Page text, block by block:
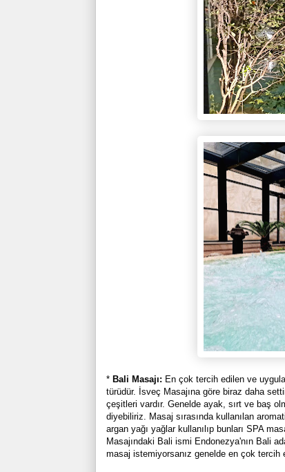
* Bali Masajı: En çok tercih edilen ve
türüdür. İsveç Masajına göre biraz daha
çeşitleri vardır. Genelde ayak, sırt ve baş
diyebiliriz. Masaj sırasında kullanılan
argan yağı yağlar kullanılıp bunları SPA
Masajındaki Bali ismi Endonezya'nın Bali
masaj istemiyorsanız genelde en çok tercih